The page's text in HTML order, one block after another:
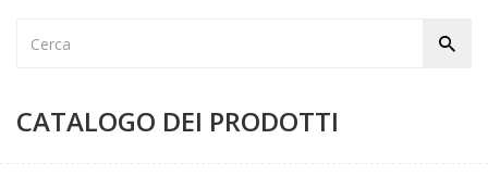
CATALOGO DEI PRODOTTI